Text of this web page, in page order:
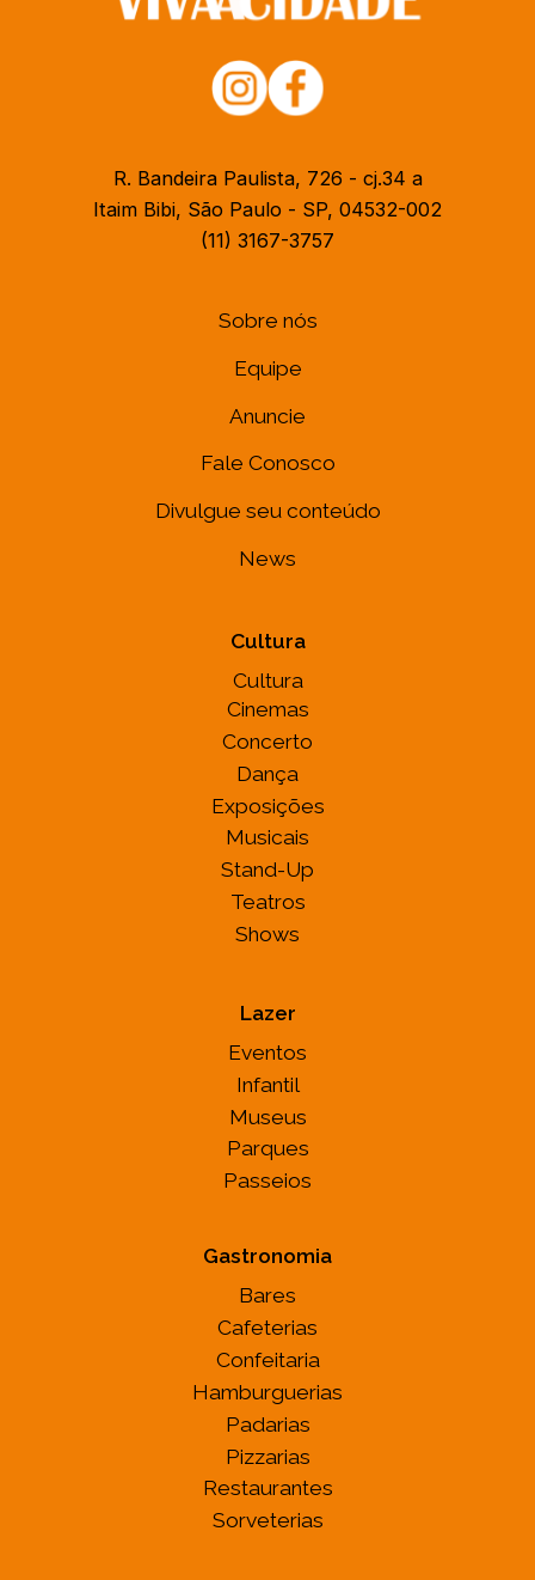
R. Bandeira Paulista, 726 - cj.34 a
Itaim Bibi, São Paulo - SP, 04532-002
(11) 3167-3757
Sobre nós
Equipe
Anuncie
Fale Conosco
Divulgue seu conteúdo
News
Cultura
Cultura
Cinemas
Concerto
Dança
Exposições
Musicais
Stand-Up
Teatros
Shows
Lazer
Eventos
Infantil
Museus
Parques
Passeios
Gastronomia
Bares
Cafeterias
Confeitaria
Hamburguerias
Padarias
Pizzarias
Restaurantes
Sorveterias